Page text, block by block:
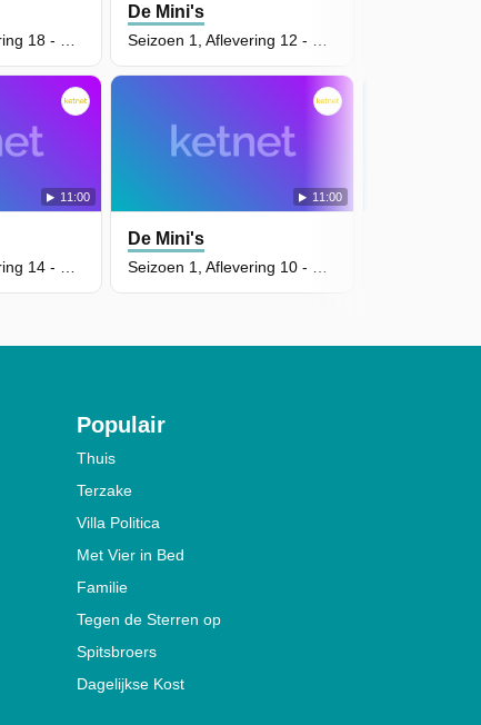
11:00
De Mini's
11:00
De Mini's
Populair
Thuis
Terzake
Villa Politica
Met Vier in Bed
Familie
Tegen de Sterren op
Spitsbroers
Dagelijkse Kost